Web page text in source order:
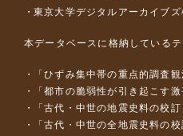
東京大学デジタルアーカイブズ
本データベースに格納している
「ひずみ集中帯の重点的調査
「都市の脆弱性が引き起こす
「古代・中世の地震史料の校
「古代・中世の全地震史料の